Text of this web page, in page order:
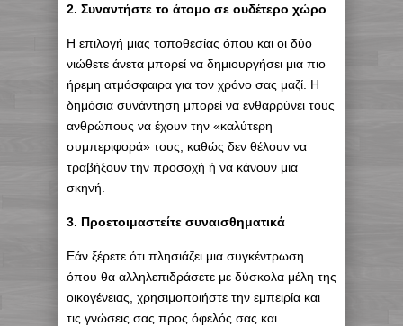
2. Συναντήστε το άτομο σε ουδέτερο χώρο
Η επιλογή μιας τοποθεσίας όπου και οι δύο
νιώθετε άνετα μπορεί να δημιουργήσει μια πιο
ήρεμη ατμόσφαιρα για τον χρόνο σας μαζί. Η
δημόσια συνάντηση μπορεί να ενθαρρύνει τους
ανθρώπους να έχουν την «καλύτερη
συμπεριφορά» τους, καθώς δεν θέλουν να
τραβήξουν την προσοχή ή να κάνουν μια
σκηνή.
3. Προετοιμαστείτε συναισθηματικά
Εάν ξέρετε ότι πλησιάζει μια συγκέντρωση
όπου θα αλληλεπιδράσετε με δύσκολα μέλη της
οικογένειας, χρησιμοποιήστε την εμπειρία και
τις γνώσεις σας προς όφελός σας και